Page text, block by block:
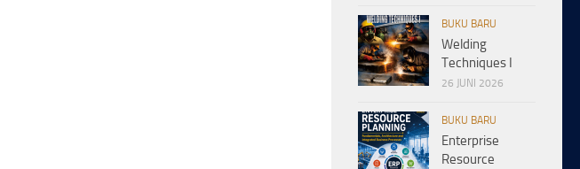
BUKU BARU
Welding
Techniques I
26 JUNI 2026
BUKU BARU
Enterprise
Resource